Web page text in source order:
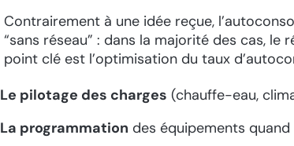
Contrairement à une idée reçue,
“sans réseau” : dans la majorité des cas,
point clé est l’optimisation du taux
Le pilotage des charges (chauffe-eau,
La programmation des équipements